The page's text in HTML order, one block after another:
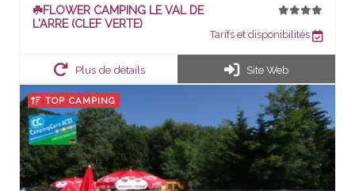
☘️FLOWER CAMPING LE VAL DE
L'ARRE (CLEF VERTE)
Tarifs et disponibilités
Plus de détails Site Web
TOP CAMPING